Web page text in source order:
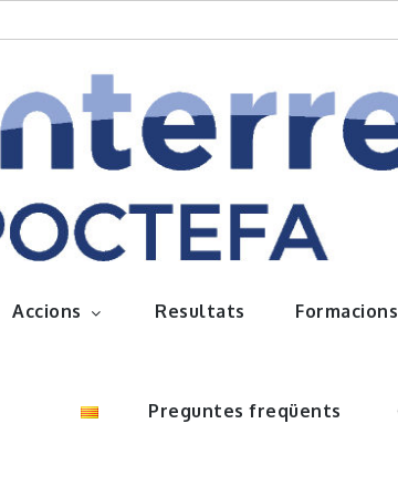
Accions Resultats Formacions
Preguntes freqüents